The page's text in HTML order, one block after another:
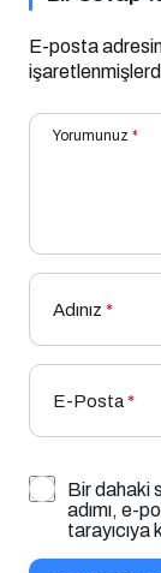
E-posta
Yorumunuz *
Adınız *
E-Posta*
Bir dahaki
adımı, e-
tarayıcıya